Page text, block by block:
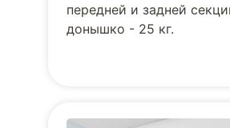
передней и задней
донышко - 25 кг.